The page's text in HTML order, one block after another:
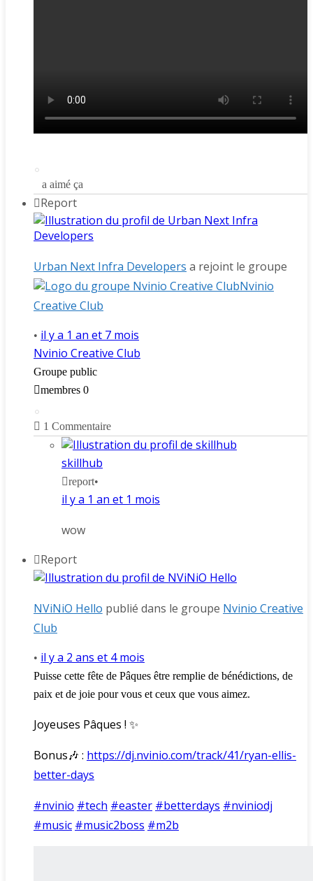
a aimé ça
Report
Urban Next Infra Developers a rejoint le groupe
Nvinio
Creative Club
• il y a 1 an et 7 mois
Nvinio Creative Club
Groupe public
membres 0
1 Commentaire
skillhub
report•
il y a 1 an et 1 mois
wow
Report
NViNiO Hello publié dans le groupe Nvinio Creative
Club
• il y a 2 ans et 4 mois
Puisse cette fête de Pâques être remplie de bénédictions, de
paix et de joie pour vous et ceux que vous aimez.
Joyeuses Pâques ! ✨
Bonus🎶 : https://dj.nvinio.com/track/41/ryan-ellis-
better-days
#nvinio #tech #easter #betterdays #nviniodj
#music #music2boss #m2b